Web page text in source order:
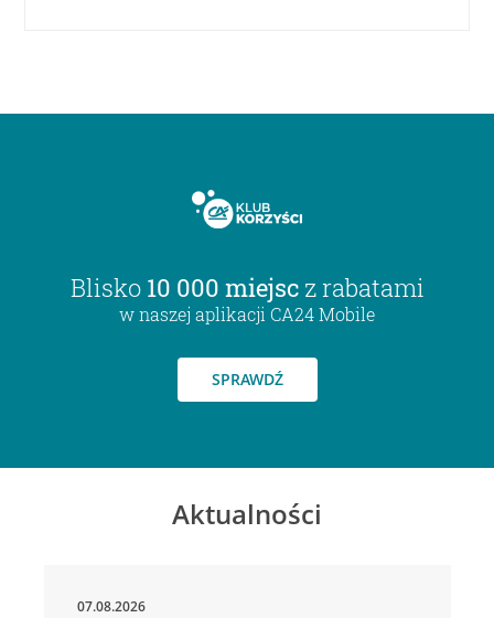
Blisko 10 000 miejsc z rabatami
w naszej aplikacji CA24 Mobile
SPRAWDŹ
Aktualności
07.08.2026